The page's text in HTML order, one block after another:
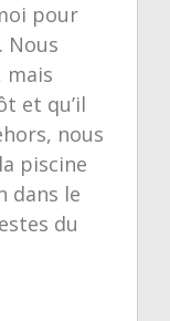
pour
Nous
mais
et qu’il
nous
piscine
dans le
du